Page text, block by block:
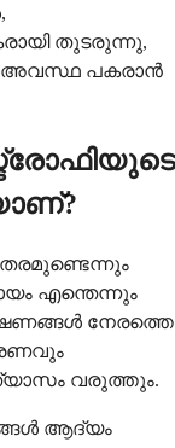
തുടരുന്നു,
അവസ്ഥ പകരാൻ
എന്തെന്നും
നേരത്തെ
വരുത്തും.
ആദ്യം